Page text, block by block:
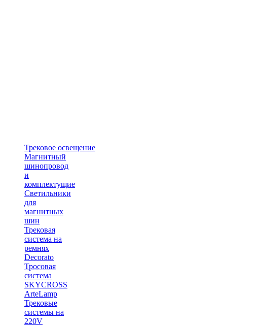
Трековое освещение
Магнитный
шинопровод
и
комплектущие
Светильники
для
магнитных
шин
Трековая
система на
ремнях
Decorato
Тросовая
система
SKYCROSS
ArteLamp
Трековые
системы на
220V